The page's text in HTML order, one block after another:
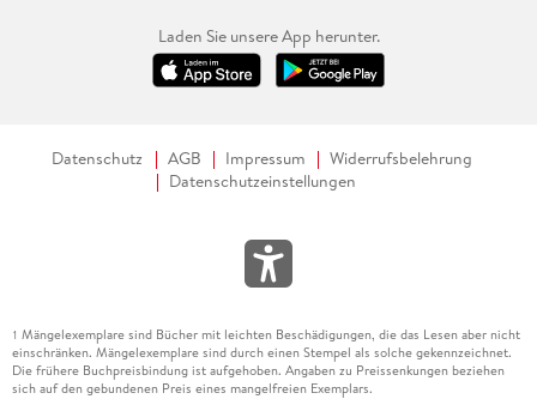
Laden Sie unsere App herunter.
Datenschutz AGB Impressum
Widerrufsbelehrung
Datenschutzeinstellungen
1 Mängelexemplare sind Bücher mit leichten Beschädigungen, die das Lesen aber nicht
einschränken. Mängelexemplare sind durch einen Stempel als solche gekennzeichnet.
Die frühere Buchpreisbindung ist aufgehoben. Angaben zu Preissenkungen beziehen
sich auf den gebundenen Preis eines mangelfreien Exemplars.